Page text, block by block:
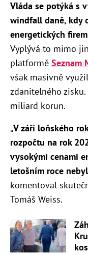
Vláda se potýká s
windfall daně, kdy
energetických
Vyplývá to mimo
platformě Seznam
však masivně
zdanitelného
miliard korun.
„V září loňského
rozpočtu na rok
vysokými cenami
letošním roce
komentoval
Tomáš Weiss.